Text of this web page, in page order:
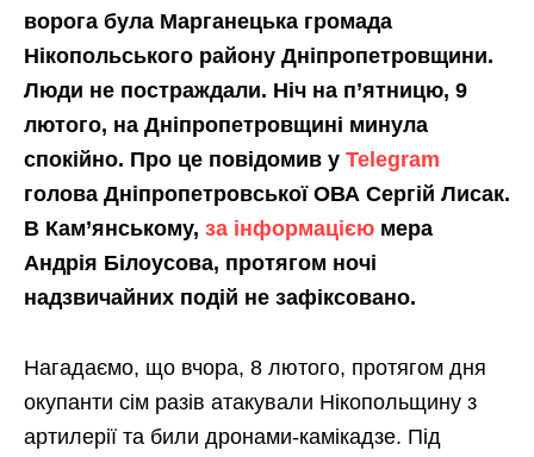
ворога була Марганецька громада
Нікопольського району Дніпропетровщини.
Люди не постраждали. Ніч на п’ятницю, 9
лютого, на Дніпропетровщині минула
спокійно. Про це повідомив у Telegram
голова Дніпропетровської ОВА Сергій Лисак.
В Кам’янському, за інформацією мера
Андрія Білоусова, протягом ночі
надзвичайних подій не зафіксовано.
Нагадаємо, що вчора, 8 лютого, протягом дня
окупанти сім разів атакували Нікопольщину з
артилерії та били дронами-камікадзе. Під